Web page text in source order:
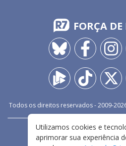
FORÇA
Todos os direitos reservados - 2009-
FALE CONOSCO
Utilizamos cookies e
aprimorar sua experiência